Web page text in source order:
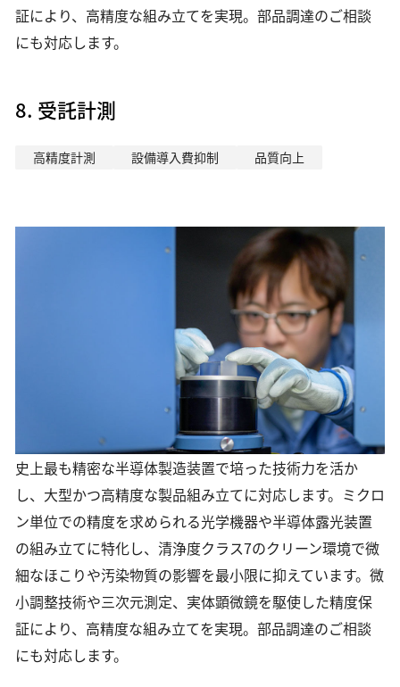
証により、高精度な組み立てを実現。部品調達のご相談
にも対応します。
8. 受託計測
高精度計測 設備導入費抑制 品質向上
史上最も精密な半導体製造装置で培った技術力を活か
し、大型かつ高精度な製品組み立てに対応します。ミクロ
ン単位での精度を求められる光学機器や半導体露光装置
の組み立てに特化し、清浄度クラス7のクリーン環境で微
細なほこりや汚染物質の影響を最小限に抑えています。微
小調整技術や三次元測定、実体顕微鏡を駆使した精度保
証により、高精度な組み立てを実現。部品調達のご相談
にも対応します。